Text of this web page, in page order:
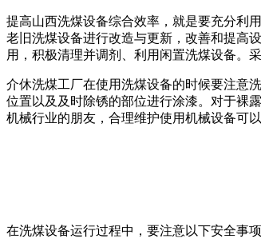
提高山西洗煤设备综合效率，就是要充分利
老旧洗煤设备进行改造与更新，改善和提高
用，积极清理并调剂、利用闲置洗煤设备。
介休洗煤工厂在使用洗煤设备的时候要注意
位置以及及时除锈的部位进行涂漆。对于裸
机械行业的朋友，合理维护使用机械设备可
在洗煤设备运行过程中，要注意以下安全事